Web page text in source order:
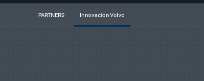
PARTNERS Innovación Volvo